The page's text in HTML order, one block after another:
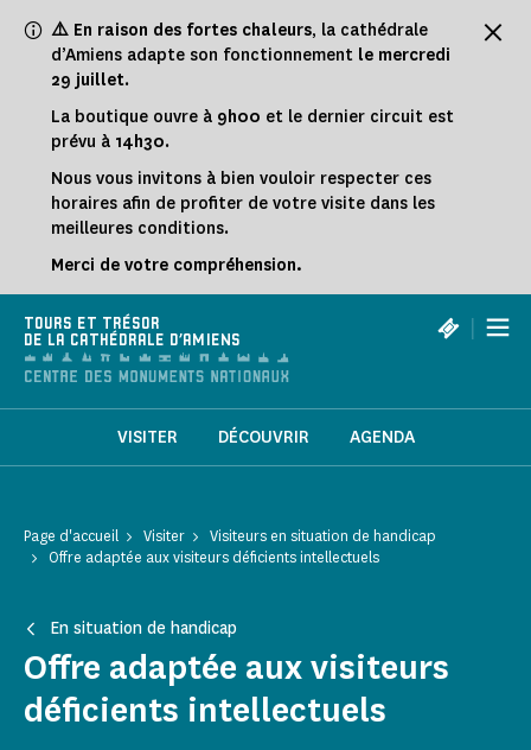
⚠️ En raison des fortes chaleurs, la cathédrale
d’Amiens adapte son fonctionnement le mercredi
29 juillet.
La boutique ouvre à 9h00 et le dernier circuit est
prévu à 14h30.
Nous vous invitons à bien vouloir respecter ces
horaires afin de profiter de votre visite dans les
meilleures conditions.
Merci de votre compréhension.
TOURS ET TRÉSOR
DE LA CATHÉDRALE D'AMIENS
|
VISITER DÉCOUVRIR AGENDA
Page d'accueil Visiter
Visiteurs en situation de handicap
Offre adaptée aux visiteurs déficients intellectuels
En situation de handicap
Offre adaptée aux visiteurs
déficients intellectuels